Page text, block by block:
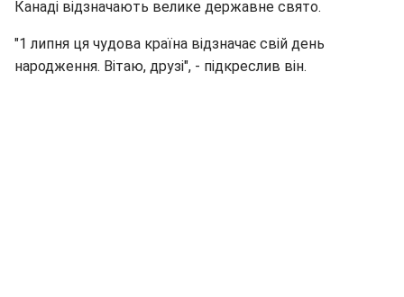
Канаді відзначають велике державне свято.
"1 липня ця чудова країна відзначає свій день
народження. Вітаю, друзі", - підкреслив він.